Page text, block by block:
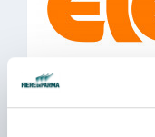
Leader mondiale
verso il futuro
oltre 75 anni una